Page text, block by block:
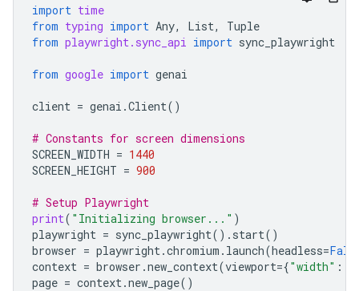
import time
from typing import Any, List,
Tuple
from playwright.sync_api import sync_playwright
from google import genai
client = genai .Client()
# Constants for screen dimensions
SCREEN_WIDTH = 1440
SCREEN_HEIGHT = 900
# Setup Playwright
print( "Initializing browser..." )
playwright = sync_playwright() . start()
browser = playwright.chromium . launch(headless=
context = browser .new_context(viewport={"width" :
page = context.new_page()